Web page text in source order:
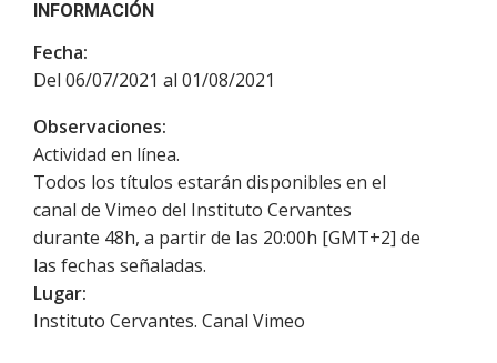
INFORMACIÓN
Fecha:
Del 06/07/2021 al 01/08/2021
Observaciones:
Actividad en línea.
Todos los títulos estarán disponibles en el
canal de Vimeo del Instituto Cervantes
durante 48h, a partir de las 20:00h [GMT+2] de
las fechas señaladas.
Lugar:
Instituto Cervantes. Canal Vimeo